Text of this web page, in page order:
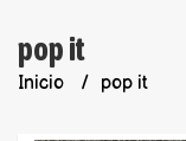
pop it
Inicio pop it